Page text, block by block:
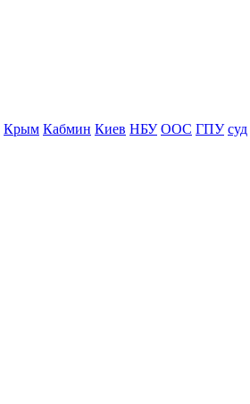
Крым Кабмин Киев НБУ ООС ГПУ суд